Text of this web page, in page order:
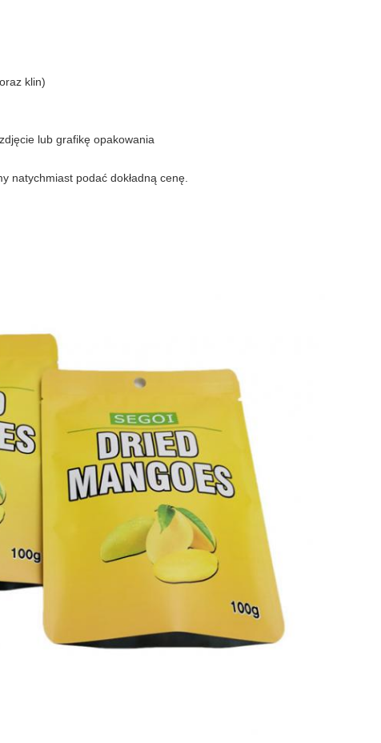
klin)
lub grafikę opakowania
natychmiast podać dokładną cenę.